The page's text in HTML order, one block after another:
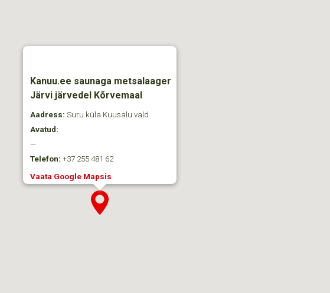
Kanuu.ee saunaga metsalaager
Järvi järvedel Kõrvemaal
Aadress: Suru küla Kuusalu vald
Avatud:
—
Telefon: +37 255 481 62
Vaata Google Mapsis